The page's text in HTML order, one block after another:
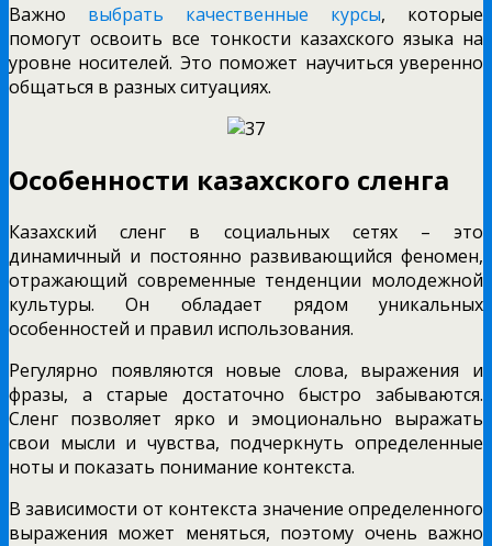
Важно выбрать качественные курсы, которые
помогут освоить все тонкости казахского языка на
уровне носителей. Это поможет научиться уверенно
общаться в разных ситуациях.
Особенности казахского сленга
Казахский сленг в социальных сетях – это
динамичный и постоянно развивающийся феномен,
отражающий современные тенденции молодежной
культуры. Он обладает рядом уникальных
особенностей и правил использования.
Регулярно появляются новые слова, выражения и
фразы, а старые достаточно быстро забываются.
Сленг позволяет ярко и эмоционально выражать
свои мысли и чувства, подчеркнуть определенные
ноты и показать понимание контекста.
В зависимости от контекста значение определенного
выражения может меняться, поэтому очень важно